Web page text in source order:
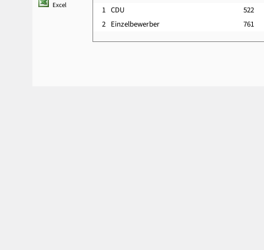
Excel
1 CDU
522
2 Einzelbewerber 761